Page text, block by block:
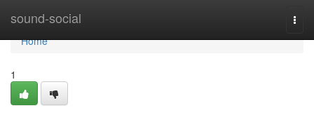
sound-social
Home
Home
1